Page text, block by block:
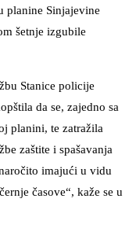
planine Sinjajevine
šetnje izgubile
Stanice policije
da se, zajedno sa
planini, te zatražila
zaštite i spašavanja
imajući u vidu
časove“, kaže se u